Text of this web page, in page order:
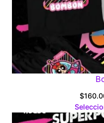
$